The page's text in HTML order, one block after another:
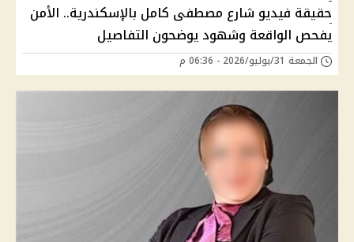
حقيقة فيديو شارع مصطفى كامل بالإسكندرية.. الأمن
يفحص الواقعة وشهود يوضحون التفاصيل
الجمعة 31/يوليو/2026 - 06:36 م